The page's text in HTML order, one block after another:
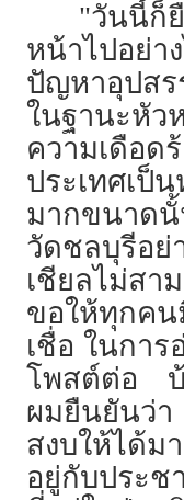
"วันนี้ก็
หน้าไปอย่
ปัญหาอุปส
ในฐานะหัว
ความเดือด
ประเทศเ
มากขนาด
วัดชลบุรีอ
เชียลไม่สา
ขอให้ทุกค
เชื่อ ในการ
โพสต์ต่อ บ้
ผมยืนยันว่
สงบให้ได้
อยู่กับประ